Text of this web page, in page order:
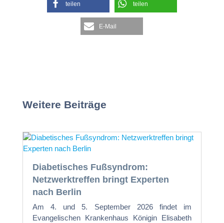
teilen teilen
E-Mail
Weitere Beiträge
Diabetisches Fußsyndrom:
Netzwerktreffen bringt Experten
nach Berlin
Am 4. und 5. September 2026 findet im
Evangelischen Krankenhaus Königin Elisabeth